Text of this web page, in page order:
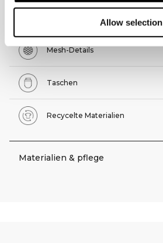
Allow selection
Technische Funktionen
Mesh-Details
Taschen
Recycelte Materialien
Materialien & pflege